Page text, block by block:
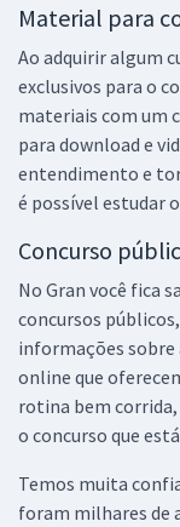
Material para
Ao adquirir algum
exclusivos para o
materiais com um
para download e
entendimento e
é possível estudar
Concurso
No Gran você fica
concursos
informações sobre
online que
rotina bem
o concurso que
Temos muita
foram milhares de